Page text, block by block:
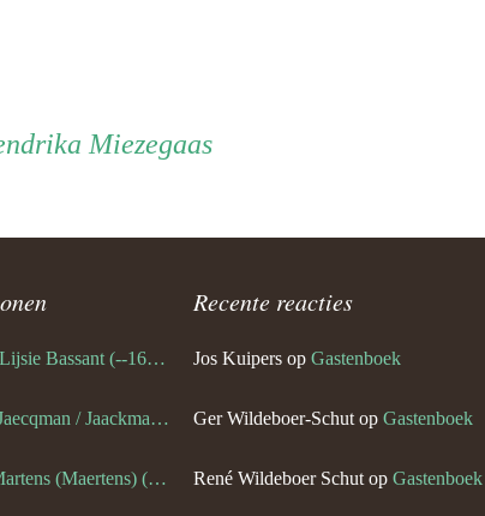
Miezegaas
Lijsbet / Lijsie Bassant (--1687)
Trijntge Jaecqman / Jaackman (--1651)
Barber Martens (Maertens) (--1658)
Recente reacties
Jos Kuipers op Gastenboek
Ger Wildeboer-Schut op Gastenboek
René Wildeboer Schut op Gastenboek